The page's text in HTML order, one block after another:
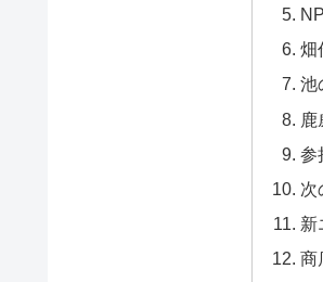
畑
池
鹿
参
次
新
商